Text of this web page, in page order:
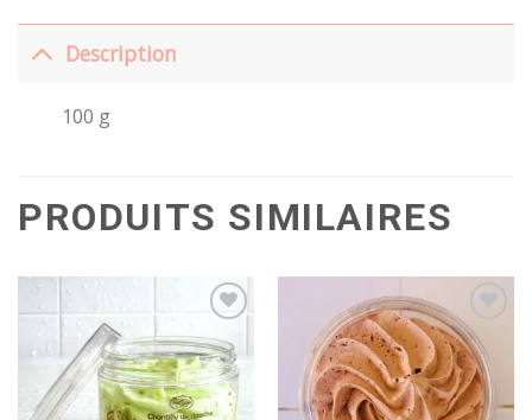
Description
100 g
PRODUITS SIMILAIRES
Ajouter
à la
wishlist
Ajouter
à la
wishlist